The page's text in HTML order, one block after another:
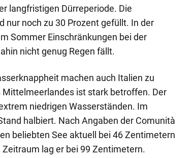
langfristigen Dürreperiode. Die
nur noch zu 30 Prozent gefüllt. In der
Sommer Einschränkungen bei der
nicht genug Regen fällt.
machen auch Italien zu
ist stark betroffen. Der
niedrigen Wasserständen. Im
halbiert. Nach Angaben der Comunità
beliebten See aktuell bei 46 Zentimetern
lag er bei 99 Zentimetern.